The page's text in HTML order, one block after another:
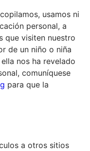
usamos ni
personal, a
que visiten nuestro
de un niño o niña
nos ha revelado
comuníquese
para que la
a otros sitios